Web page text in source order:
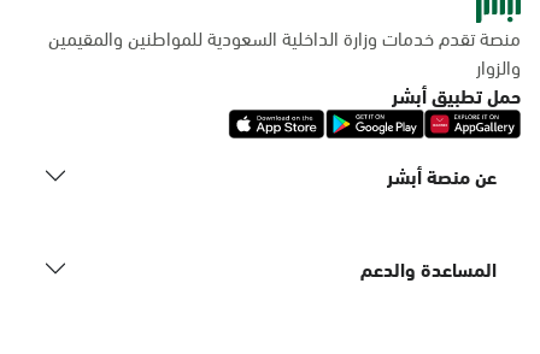
منصة تقدم خدمات وزارة الداخلية السعودية للمواطنين والمقيمين
والزوار
حمل تطبيق أبشر
عن منصة أبشر
المساعدة والدعم